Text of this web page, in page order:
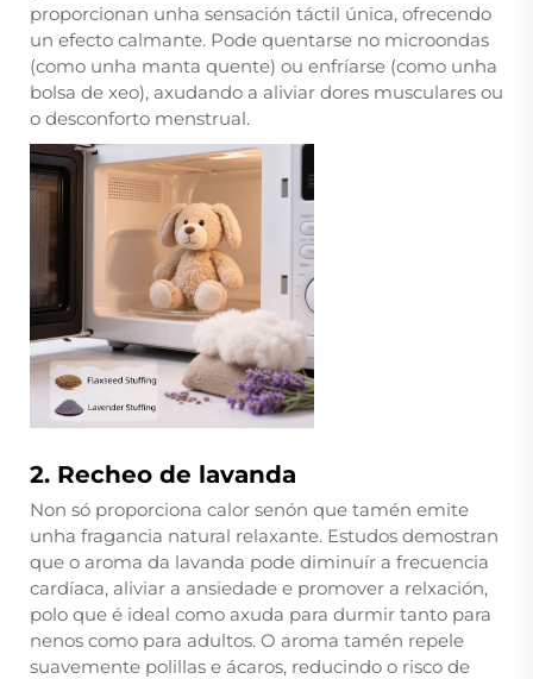
proporcionan unha sensación táctil única, ofrecendo
un efecto calmante. Pode quentarse no microondas
(como unha manta quente) ou enfríarse (como unha
bolsa de xeo), axudando a aliviar dores musculares ou
o desconforto menstrual.
2. Recheo de lavanda
Non só proporciona calor senón que tamén emite
unha fragancia natural relaxante. Estudos demostran
que o aroma da lavanda pode diminuír a frecuencia
cardíaca, aliviar a ansiedade e promover a relxación,
polo que é ideal como axuda para durmir tanto para
nenos como para adultos. O aroma tamén repele
suavemente polillas e ácaros, reducindo o risco de